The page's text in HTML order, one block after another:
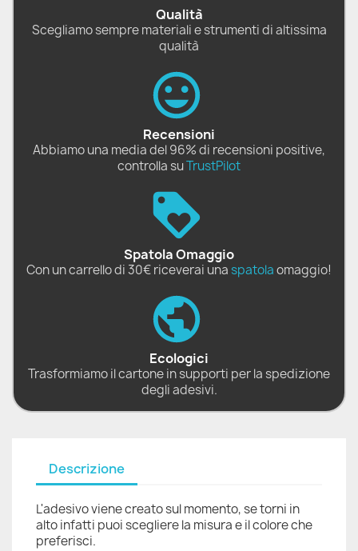
Qualità
Scegliamo sempre materiali e strumenti di altissima
qualità
Recensioni
Abbiamo una media del 96% di recensioni positive,
controlla suTrustPilot
Spatola Omaggio
Con un carrello di 30€ riceverai una spatolaomaggio!
Ecologici
Trasformiamo il cartone in supporti per la spedizione
degli adesivi.
Descrizione
L'adesivo viene creato sul momento, se torni in
alto infatti puoi scegliere la misura e il colore che
preferisci.